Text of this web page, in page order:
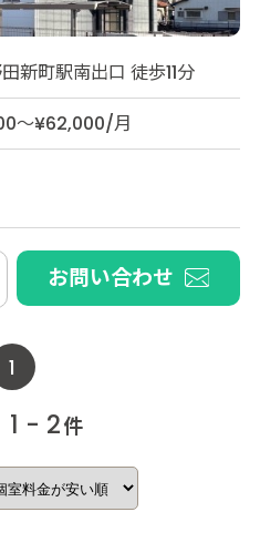
新町駅南出口 徒歩11分
～¥62,000/月
お問い合わせ
1
1 - 2件